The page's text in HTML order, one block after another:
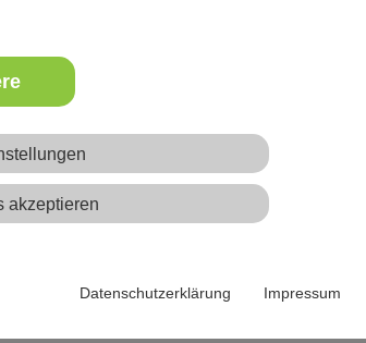
akzeptieren
Datenschutzerklärung Impressum